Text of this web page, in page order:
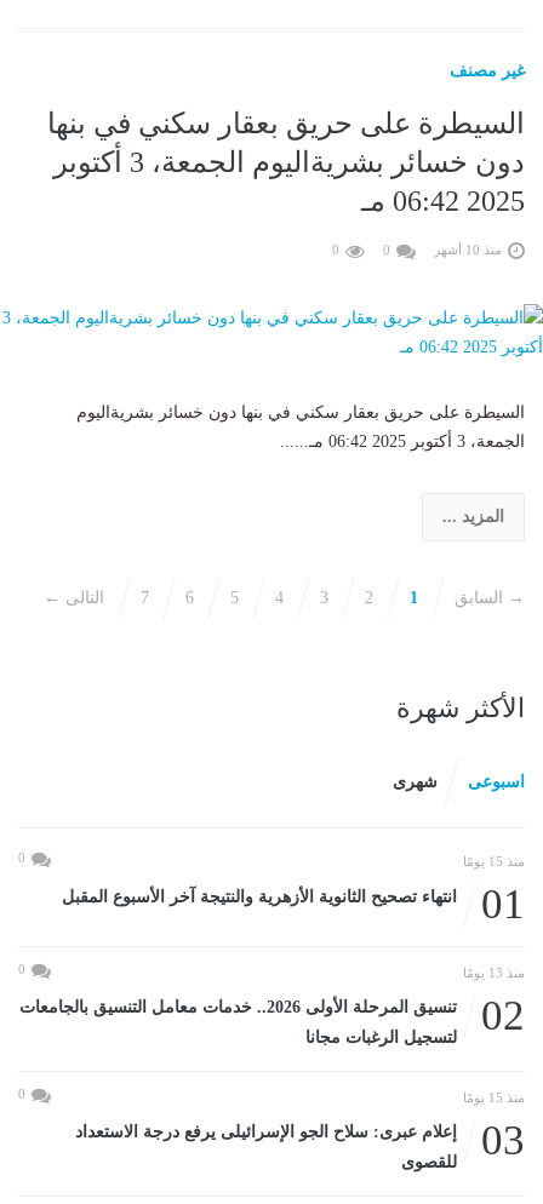
غير مصنف
السيطرة على حريق بعقار سكني في بنها
دون خسائر بشريةاليوم الجمعة، 3 أكتوبر
2025 06:42 مـ
منذ 10 أشهر 0
0
السيطرة على حريق بعقار سكني في بنها دون خسائر بشريةاليوم
الجمعة، 3 أكتوبر 2025 06:42 مـ......
المزيد ...
→ السابق 1
2
3
4
5
6
7 التالى ←
الأكثر شهرة
اسبوعى شهرى
منذ 15 يومًا 0
01 انتهاء تصحيح الثانوية الأزهرية والنتيجة آخر الأسبوع المقبل
منذ 13 يومًا 0
02
تنسيق المرحلة الأولى 2026.. خدمات معامل التنسيق بالجامعات
لتسجيل الرغبات مجانا
منذ 15 يومًا 0
03
إعلام عبرى: سلاح الجو الإسرائيلى يرفع درجة الاستعداد
للقصوى